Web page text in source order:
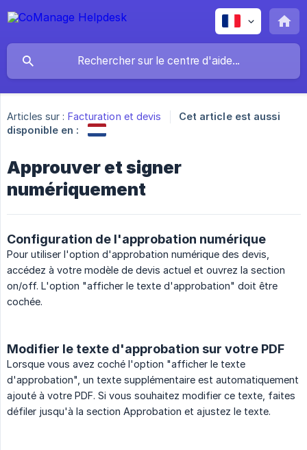
Articles sur : Facturation et devis
Cet article est aussi
disponible en :
Approuver et signer
numériquement
Configuration de l'approbation numérique
Pour utiliser l'option d'approbation numérique des devis,
accédez à votre modèle de devis actuel et ouvrez la section
on/off. L'option "afficher le texte d'approbation" doit être
cochée.
Modifier le texte d'approbation sur votre PDF
Lorsque vous avez coché l'option "afficher le texte
d'approbation", un texte supplémentaire est automatiquement
ajouté à votre PDF. Si vous souhaitez modifier ce texte, faites
défiler jusqu'à la section Approbation et ajustez le texte.